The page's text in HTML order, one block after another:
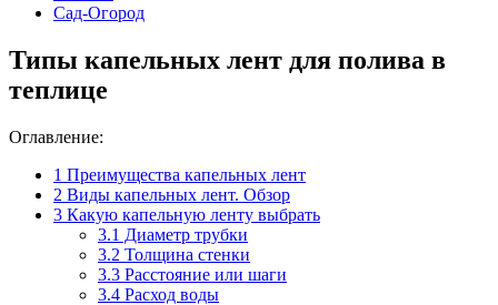
Сад-Огород
Типы капельных лент для полива в
теплице
Оглавление:
1 Преимущества капельных лент
2 Виды капельных лент. Обзор
3 Какую капельную ленту выбрать
3.1 Диаметр трубки
3.2 Толщина стенки
3.3 Расстояние или шаги
3.4 Расход воды